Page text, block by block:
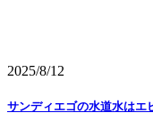
2025/8/12
サンディエゴの水道水はエ